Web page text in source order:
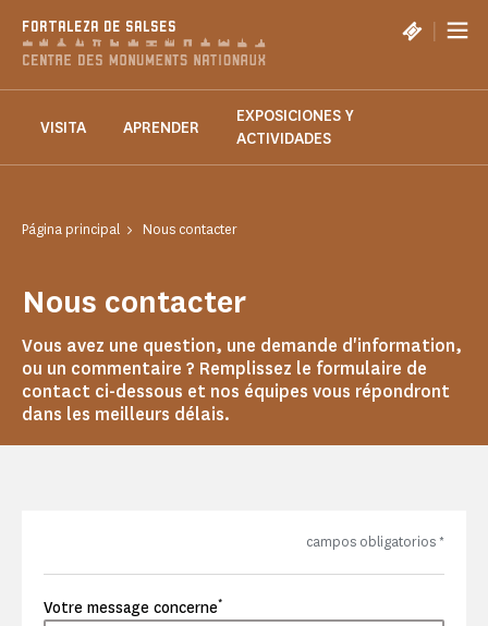
FORTALEZA DE SALSES |
VISITA APRENDER
EXPOSICIONES Y
ACTIVIDADES
Página principal Nous contacter
Nous contacter
Vous avez une question, une demande d'information,
ou un commentaire ? Remplissez le formulaire de
contact ci-dessous et nos équipes vous répondront
dans les meilleurs délais.
campos obligatorios*
Votre message concerne*